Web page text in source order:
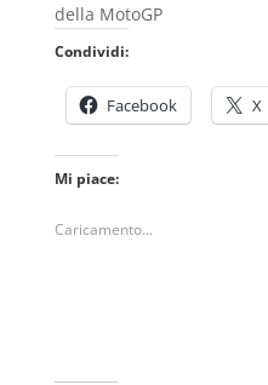
della MotoGP
Condividi:
Facebook X
Mi piace:
Caricamento...